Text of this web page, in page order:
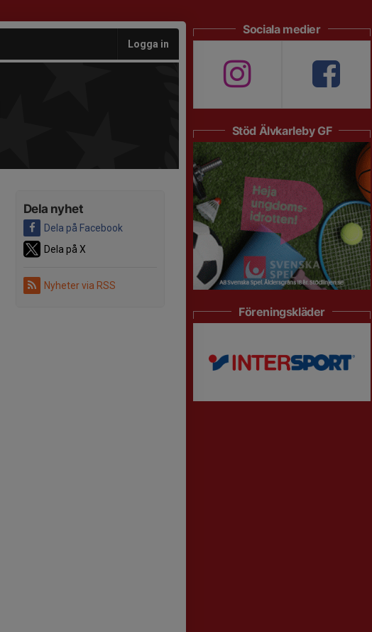
Logga in
Dela nyhet
Dela på Facebook
Dela på X
Nyheter via RSS
Sociala medier
Stöd Älvkarleby GF
Föreningskläder